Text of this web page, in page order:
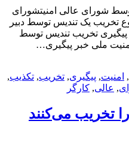
شورای عالی امنیتشورای
تخریب یک تندیس توسط دبیر
پیگیری تخریب تندیس توسط
ملی خبر پیگیری…
, امنیت, پیگیری, تخریب, تکذیب,
, عالی, کارگر